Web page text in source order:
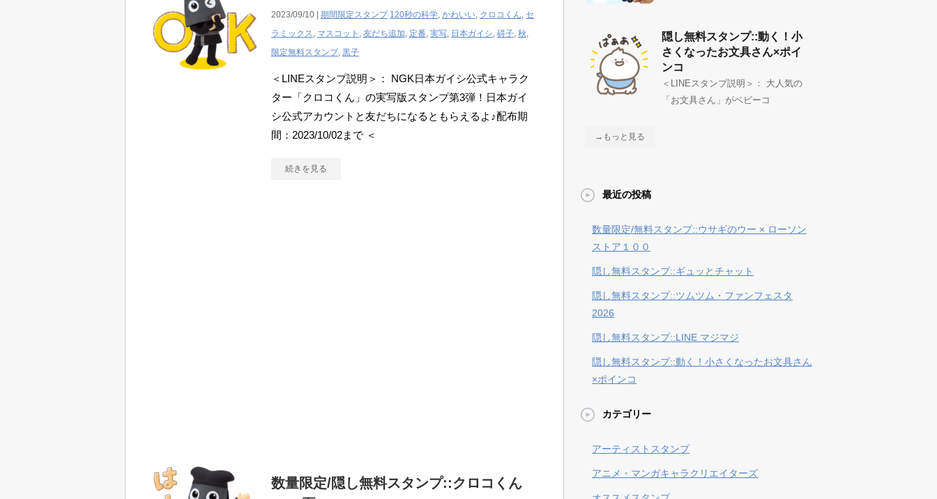
2023/09/10 | 期間限定スタンプ 120秒の科学, かわいい, クロコくん, セ
ラミックス, マスコット , 友だち追加, 定番, 実写, 日本ガイシ, 碍子, 秋,
限定無料スタンプ, 黒子
＜LINEスタンプ説明＞： NGK日本ガイシ公式キャラク
ター「クロコくん」の実写版スタンプ第3弾！日本ガイ
シ公式アカウントと友だちになるともらえるよ♪配布期
間：2023/10/02まで ＜
続きを見る
数量限定/隠し無料スタンプ::クロコくん
隠し無料スタンプ::動く！小
さくなったお文具さん×ポイ
ンコ
＜LINEスタンプ説明＞： 大人気の
「お文具さん」がベビーコ
→もっと見る
最近の投稿
数量限定/無料スタンプ::ウサギのウー × ローソン
ストア１００
隠し無料スタンプ::ギュッとチャット
隠し無料スタンプ::ツムツム・ファンフェスタ
2026
隠し無料スタンプ::LINE マジマジ
隠し無料スタンプ::動く！小さくなったお文具さん
×ポインコ
カテゴリー
アーティストスタンプ
アニメ・マンガキャラクリエイターズ